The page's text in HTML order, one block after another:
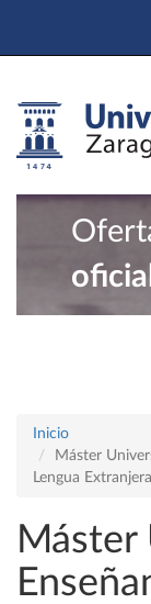
Inicio
Máster
Lengua Extranjera
Máster